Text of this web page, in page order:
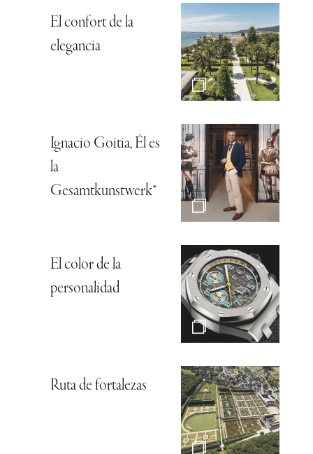
El confort de la
elegancia
Ignacio Goitia, Él es
la
Gesamtkunstwerk*
El color de la
personalidad
Ruta de fortalezas